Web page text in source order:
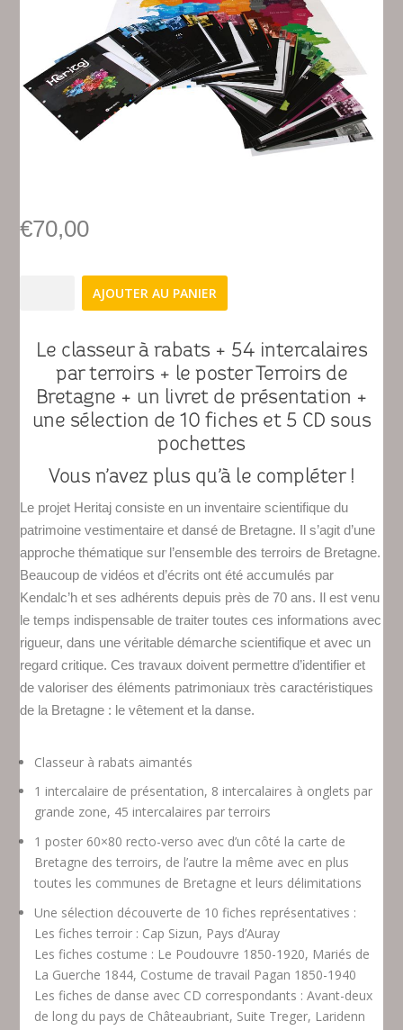
€70,00
Heritaj
AJOUTER AU PANIER
Le classeur à rabats + 54 intercalaires
par terroirs + le poster Terroirs de
Bretagne + un livret de présentation +
une sélection de 10 fiches et 5 CD sous
pochettes
Vous n’avez plus qu’à le compléter !
Le projet Heritaj consiste en un inventaire scientifique du
patrimoine vestimentaire et dansé de Bretagne. Il s’agit d’une
approche thématique sur l’ensemble des terroirs de Bretagne.
Beaucoup de vidéos et d’écrits ont été accumulés par
Kendalc’h et ses adhérents depuis près de 70 ans. Il est venu
le temps indispensable de traiter toutes ces informations avec
rigueur, dans une véritable démarche scientifique et avec un
regard critique. Ces travaux doivent permettre d’identifier et
de valoriser des éléments patrimoniaux très caractéristiques
de la Bretagne : le vêtement et la danse.
Classeur à rabats aimantés
1 intercalaire de présentation, 8 intercalaires à onglets par
grande zone, 45 intercalaires par terroirs
1 poster 60×80 recto-verso avec d’un côté la carte de
Bretagne des terroirs, de l’autre la même avec en plus
toutes les communes de Bretagne et leurs délimitations
Une sélection découverte de 10 fiches représentatives :
Les fiches terroir : Cap Sizun, Pays d’Auray
Les fiches costume : Le Poudouvre 1850-1920, Mariés de
La Guerche 1844, Costume de travail Pagan 1850-1940
Les fiches de danse avec CD correspondants : Avant-deux
de long du pays de Châteaubriant, Suite Treger, Laridenn